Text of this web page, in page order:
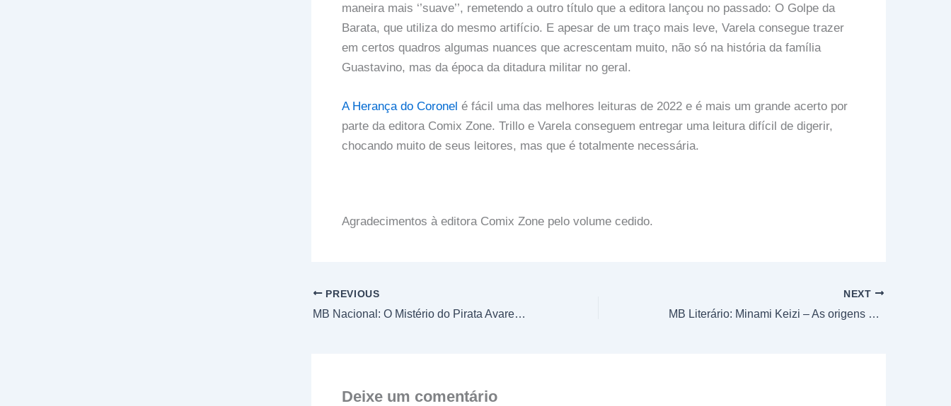
maneira mais ‘’suave’’, remetendo a outro título que a editora lançou no passado: O Golpe da
Barata, que utiliza do mesmo artifício. E apesar de um traço mais leve, Varela consegue trazer
em certos quadros algumas nuances que acrescentam muito, não só na história da família
Guastavino, mas da época da ditadura militar no geral.
A Herança do Coronel é fácil uma das melhores leituras de 2022 e é mais um grande acerto por
parte da editora Comix Zone. Trillo e Varela conseguem entregar uma leitura difícil de digerir,
chocando muito de seus leitores, mas que é totalmente necessária.
Agradecimentos à editora Comix Zone pelo volume cedido.
PREVIOUS
MB Nacional: O Mistério do Pirata Avarento
NEXT
MB Literário: Minami Keizi – As origens do Mangá no Brasil
Deixe um comentário